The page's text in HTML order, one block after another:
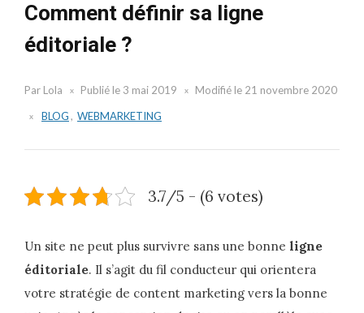
Comment définir sa ligne
éditoriale ?
Par Lola Publié le 3 mai 2019 Modifié le 21 novembre 2020
BLOG, WEBMARKETING
3.7/5 - (6 votes)
Un site ne peut plus survivre sans une bonne ligne
éditoriale. Il s’agit du fil conducteur qui orientera
votre stratégie de content marketing vers la bonne